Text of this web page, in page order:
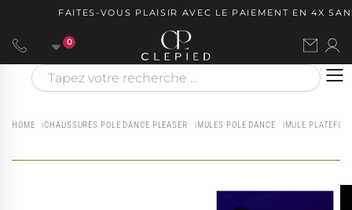
FAITES-VOUS PLAISIR AVEC LE PAIEMENT EN 4X
0
HOME CHAUSSURES POLE DANCE PLEASER MULES POLE DANCE